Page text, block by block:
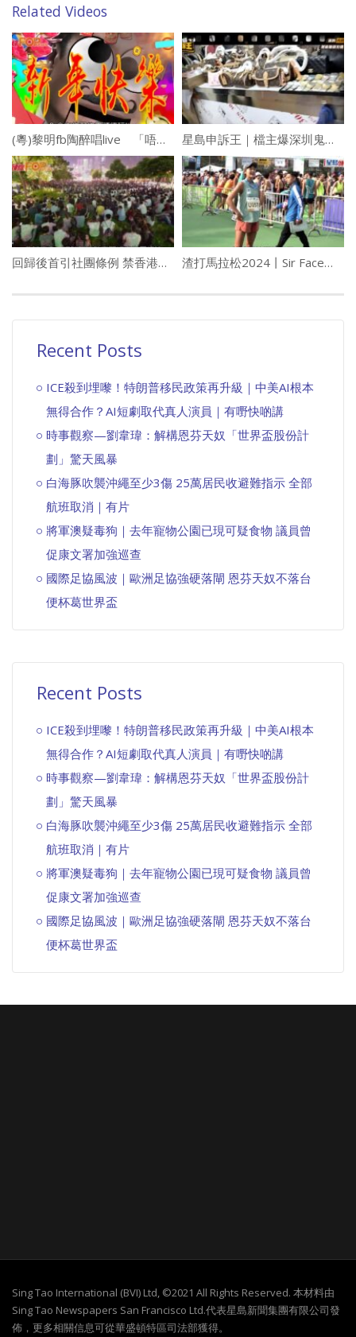
Related Videos
(粵)黎明fb陶醉唱live 「唔好鬥爭，練習!」 星島申訴王｜檔主爆深圳鬼市營運秘密 鐘錶Youtuber點評A貨勞力士: 肉眼分不到真假
回歸後首引社團條例 禁香港民族黨續運作 渣打馬拉松2024丨Sir Face媽咪又有創舉!梁諾妍陀B七個月完成10公里賽事 洪永城出招護老婆
Recent Posts
ICE殺到埋嚟！特朗普移民政策再升級｜中美AI根本
無得合作？AI短劇取代真人演員｜有嘢快啲講
時事觀察—劉韋瑋：解構恩芬天奴「世界盃股份計
劃」驚天風暴
白海豚吹襲沖繩至少3傷 25萬居民收避難指示 全部
航班取消｜有片
將軍澳疑毒狗｜去年寵物公園已現可疑食物 議員曾
促康文署加強巡查
國際足協風波｜歐洲足協強硬落閘 恩芬天奴不落台
便杯葛世界盃
Recent Posts
ICE殺到埋嚟！特朗普移民政策再升級｜中美AI根本
無得合作？AI短劇取代真人演員｜有嘢快啲講
時事觀察—劉韋瑋：解構恩芬天奴「世界盃股份計
劃」驚天風暴
白海豚吹襲沖繩至少3傷 25萬居民收避難指示 全部
航班取消｜有片
將軍澳疑毒狗｜去年寵物公園已現可疑食物 議員曾
促康文署加強巡查
國際足協風波｜歐洲足協強硬落閘 恩芬天奴不落台
便杯葛世界盃
Sing Tao International (BVI) Ltd, ©2021 All Rights Reserved. 本材料由
Sing Tao Newspapers San Francisco Ltd.代表星島新聞集團有限公司發
佈，更多相關信息可從華盛頓特區司法部獲得。